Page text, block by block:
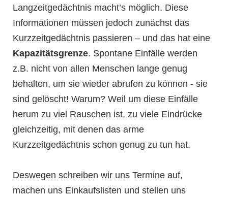
Langzeitgedächtnis macht’s möglich. Diese
Informationen müssen jedoch zunächst das
Kurzzeitgedächtnis passieren – und das hat eine
Kapazitätsgrenze. Spontane Einfälle werden
z.B. nicht von allen Menschen lange genug
behalten, um sie wieder abrufen zu können - sie
sind gelöscht! Warum? Weil um diese Einfälle
herum zu viel Rauschen ist, zu viele Eindrücke
gleichzeitig, mit denen das arme
Kurzzeitgedächtnis schon genug zu tun hat.
Deswegen schreiben wir uns Termine auf,
machen uns Einkaufslisten und stellen uns